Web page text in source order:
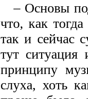
– Основы
что, как
так и сейчас
тут ситуация
принципу
слуха, хоть